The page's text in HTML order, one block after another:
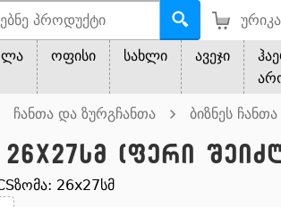
ურიკა
ოფისი სახლი ავეჯი
ჩანთა და ზურგჩანთა ბიზნეს ჩანთა
(ფერი
ზომა: 26x27სმ